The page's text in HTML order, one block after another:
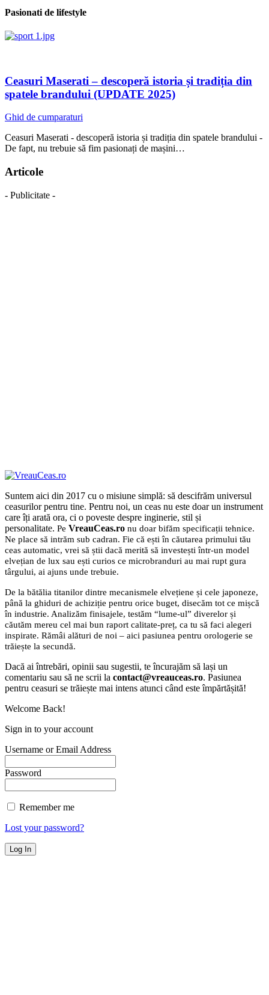
Pasionati de lifestyle
Ceasuri Maserati – descoperă istoria și tradiția din
spatele brandului (UPDATE 2025)
Ghid de cumparaturi
Ceasuri Maserati - descoperă istoria și tradiția din spatele brandului -
De fapt, nu trebuie să fim pasionați de mașini…
Articole
- Publicitate -
Suntem aici din 2017 cu o misiune simplă: să descifrăm universul
ceasurilor pentru tine. Pentru noi, un ceas nu este doar un instrument
care îți arată ora, ci o poveste despre inginerie, stil și
personalitate. Pe VreauCeas.ro nu doar bifăm specificații tehnice.
Ne place să intrăm sub cadran. Fie că ești în căutarea primului tău
ceas automatic, vrei să știi dacă merită să investești într-un model
elvețian de lux sau ești curios ce microbranduri au mai rupt gura
târgului, ai ajuns unde trebuie.
De la bătălia titanilor dintre mecanismele elvețiene și cele japoneze,
până la ghiduri de achiziție pentru orice buget, disecăm tot ce mișcă
în industrie. Analizăm finisajele, testăm “lume-ul” diverelor și
căutăm mereu cel mai bun raport calitate-preț, ca tu să faci alegeri
inspirate. Rămâi alături de noi – aici pasiunea pentru orologerie se
trăiește la secundă.
Dacă ai întrebări, opinii sau sugestii, te încurajăm să lași un
comentariu sau să ne scrii la contact@vreauceas.ro. Pasiunea
pentru ceasuri se trăiește mai intens atunci când este împărtășită!
Welcome Back!
Sign in to your account
Username or Email Address
Password
Remember me
Lost your password?